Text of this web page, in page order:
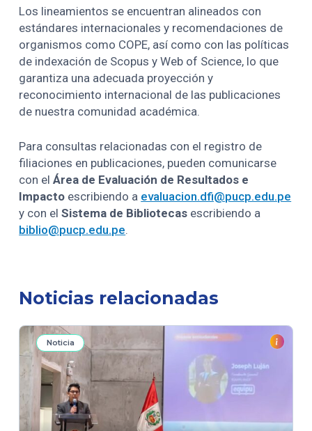
Los lineamientos se encuentran alineados con
estándares internacionales y recomendaciones de
organismos como COPE, así como con las políticas
de indexación de Scopus y Web of Science, lo que
garantiza una adecuada proyección y
reconocimiento internacional de las publicaciones
de nuestra comunidad académica.
Para consultas relacionadas con el registro de
filiaciones en publicaciones, pueden comunicarse
con elÁrea de Evaluación de Resultados e
Impacto escribiendo a evaluacion.dfi@pucp.edu.pe
y con elSistema de Bibliotecas escribiendo a
biblio@pucp.edu.pe.
Noticias relacionadas
Noticia